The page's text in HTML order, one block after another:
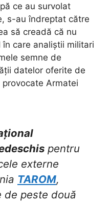
ce au survolat
s-au îndreptat către
să creadă că nu
care analiștii militari
semne de
datelor oferite de
Armatei
pentru
externe
TAROM,
de peste două